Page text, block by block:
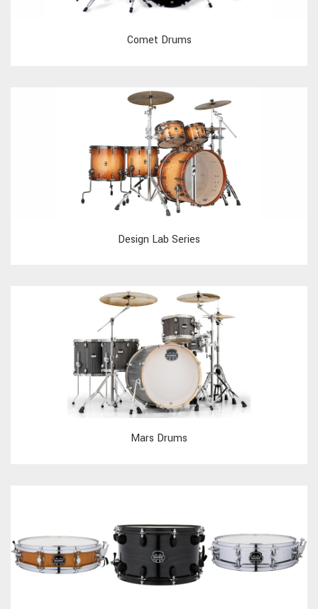
Comet Drums
Design Lab Series
Mars Drums